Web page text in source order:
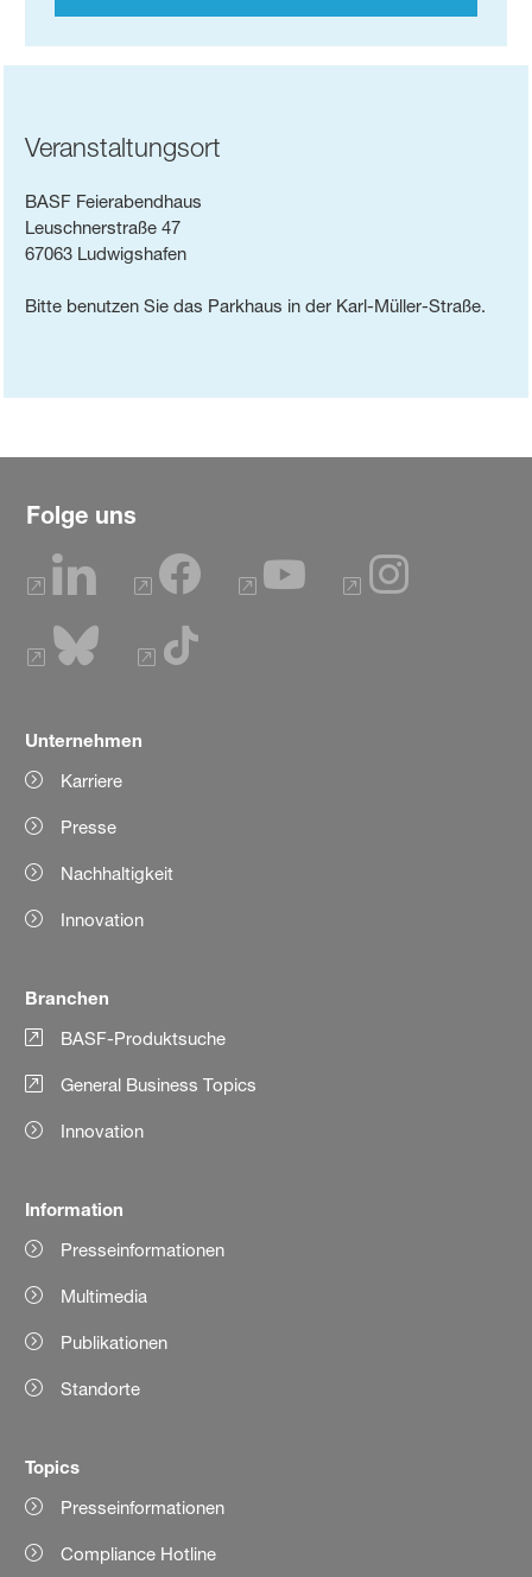
Veranstaltungsort
BASF Feierabendhaus
Leuschnerstraße 47
67063 Ludwigshafen
Bitte benutzen Sie das Parkhaus in der Karl-Müller-Straße.
Folge uns
Unternehmen
Karriere
Presse
Nachhaltigkeit
Innovation
Branchen
BASF-Produktsuche
General Business Topics
Innovation
Information
Presseinformationen
Multimedia
Publikationen
Standorte
Topics
Presseinformationen
Compliance Hotline